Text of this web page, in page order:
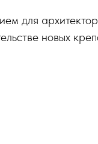
для
новых